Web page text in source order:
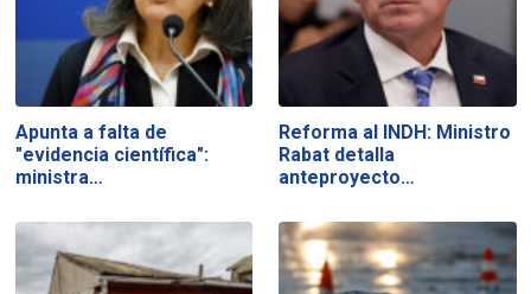
Apunta a falta de
"evidencia científica":
ministra…
Reforma al INDH: Ministro
Rabat detalla
anteproyecto…